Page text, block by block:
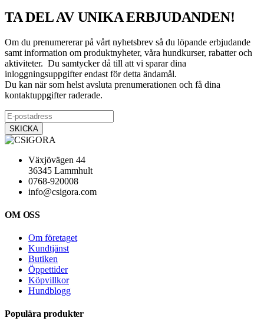
TA DEL AV UNIKA ERBJUDANDEN!
Om du prenumererar på vårt nyhetsbrev så du löpande erbjudande
samt information om produktnyheter, våra hundkurser, rabatter och
aktiviteter. Du samtycker då till att vi sparar dina
inloggningsuppgifter endast för detta ändamål.
Du kan när som helst avsluta prenumerationen och få dina
kontaktuppgifter raderade.
Växjövägen 44
36345 Lammhult
0768-920008
info@csigora.com
OM OSS
Om företaget
Kundtjänst
Butiken
Öppettider
Köpvillkor
Hundblogg
Populära produkter